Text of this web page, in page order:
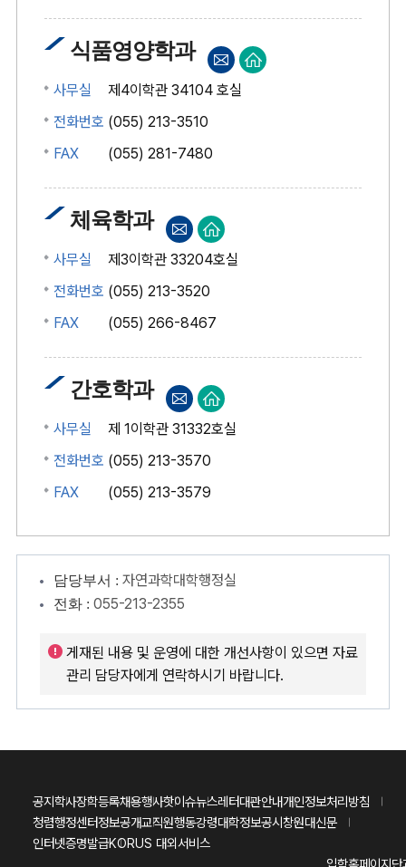
식품영양학과
사무실
제4이학관 34104 호실
전화번호 (055) 213-3510
FAX
(055) 281-7480
체육학과
사무실
제3이학관 33204호실
전화번호 (055) 213-3520
FAX
(055) 266-8467
간호학과
사무실
제 1이학관 31332호실
전화번호 (055) 213-3570
FAX
(055) 213-3579
담당부서 : 자연과학대학행정실
전화 : 055-213-2355
게재된 내용 및 운영에 대한 개선사항이 있으면 자료
관리 담당자에게 연락하시기 바랍니다.
공지학사장학등록채용행사핫이슈뉴스레터대관안내개인정보처리방침
청렴행정센터정보공개교직원행동강령대학정보공시창원대신문
인터넷증명발급KORUS 대외서비스
입학홈페이지단